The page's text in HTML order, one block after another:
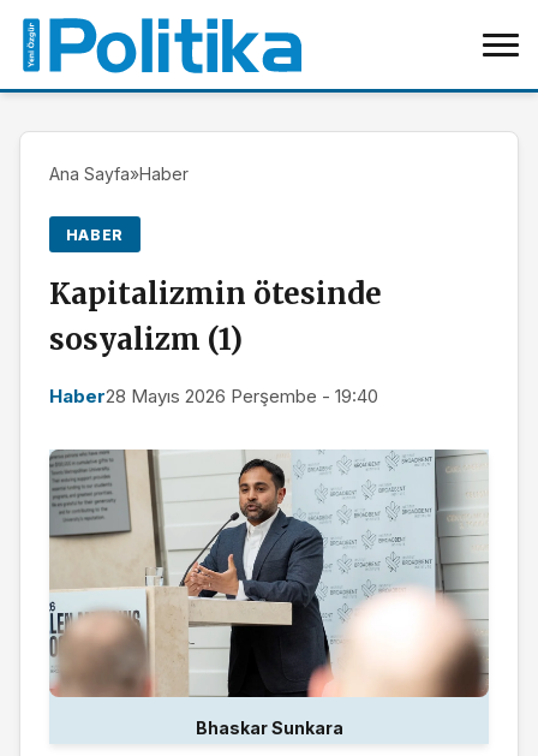
Ana Sayfa»Haber
HABER
Kapitalizmin ötesinde
sosyalizm (1)
Haber28 Mayıs 2026 Perşembe - 19:40
Bhaskar Sunkara